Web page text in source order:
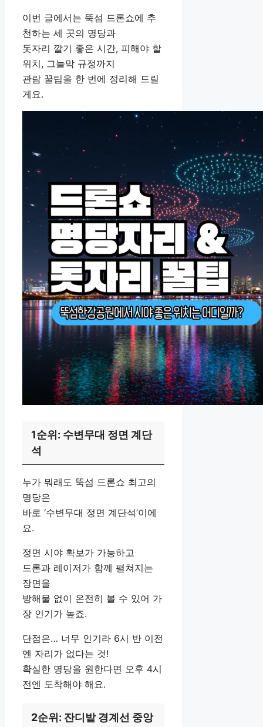
이번 글에서는 뚝섬 드론쇼에 추
천하는 세 곳의 명당과
돗자리 깔기 좋은 시간, 피해야 할
위치, 그늘막 규정까지
관람 꿀팁을 한 번에 정리해 드릴
게요.
1순위: 수변무대 정면 계단
석
누가 뭐래도 뚝섬 드론쇼 최고의
명당은
바로 ‘수변무대 정면 계단석’이에
요.
정면 시야 확보가 가능하고
드론과 레이저가 함께 펼쳐지는
장면을
방해물 없이 온전히 볼 수 있어 가
장 인기가 높죠.
단점은… 너무 인기라 6시 반 이전
엔 자리가 없다는 것!
확실한 명당을 원한다면 오후 4시
전엔 도착해야 해요.
2순위: 잔디밭 경계선 중앙